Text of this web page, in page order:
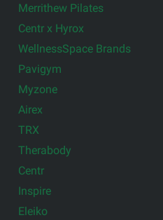
Merrithew Pilates
Centr x Hyrox
WellnessSpace Brands
Pavigym
Myzone
Airex
TRX
Therabody
Centr
Inspire
Eleiko